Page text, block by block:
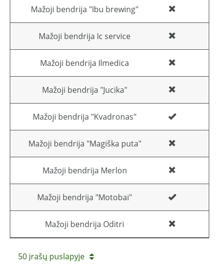
Mažoji bendrija "Ibu brewing"
Mažoji bendrija Ic service
Mažoji bendrija Ilmedica
Mažoji bendrija "Jucika"
Mažoji bendrija "Kvadronas"
Mažoji bendrija "Magiška puta"
Mažoji bendrija Merlon
Mažoji bendrija "Motobai"
Mažoji bendrija Oditri
50 įrašų puslapyje